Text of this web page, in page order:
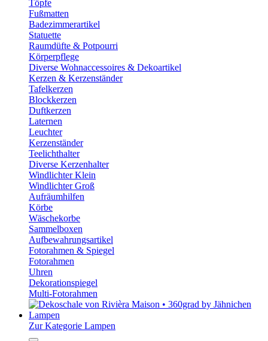
Töpfe
Fußmatten
Badezimmerartikel
Statuette
Raumdüfte & Potpourri
Körperpflege
Diverse Wohnaccessoires & Dekoartikel
Kerzen & Kerzenständer
Tafelkerzen
Blockkerzen
Duftkerzen
Laternen
Leuchter
Kerzenständer
Teelichthalter
Diverse Kerzenhalter
Windlichter Klein
Windlichter Groß
Aufräumhilfen
Körbe
Wäschekorbe
Sammelboxen
Aufbewahrungsartikel
Fotorahmen & Spiegel
Fotorahmen
Uhren
Dekorationspiegel
Multi-Fotorahmen
Lampen
Zur Kategorie Lampen